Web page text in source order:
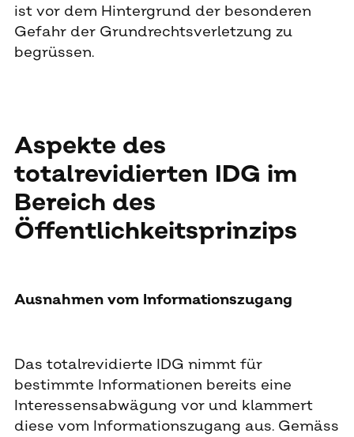
ist vor dem Hintergrund der besonderen
Gefahr der Grundrechtsverletzung zu
begrüssen.
Aspekte des
totalrevidierten IDG im
Bereich des
Öffentlichkeitsprinzips
Ausnahmen vom Informationszugang
Das totalrevidierte IDG nimmt für
bestimmte Informationen bereits eine
Interessensabwägung vor und klammert
diese vom Informationszugang aus. Gemäss